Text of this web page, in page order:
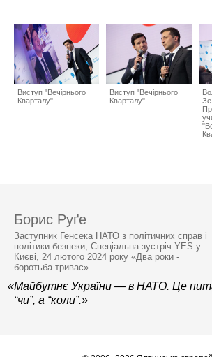
Виступ "Вечірнього
Кварталу"
Виступ "Вечірнього
Кварталу"
Борис Руґе
Заступник Генсека НАТО з політичних справ і
політики безпеки, Спеціальна зустріч YES у
Києві, 24 лютого 2024 року «Два роки -
боротьба триває»
«Майбутнє України — в НАТО. Це
“чи”, а “коли”.»